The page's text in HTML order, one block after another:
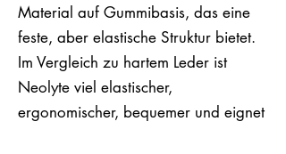
Material auf Gummibasis, das eine
feste, aber elastische Struktur bietet.
Im Vergleich zu hartem Leder ist
Neolyte viel elastischer,
ergonomischer, bequemer und eignet